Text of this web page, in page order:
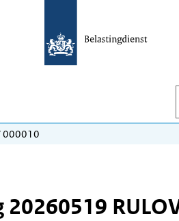
000010